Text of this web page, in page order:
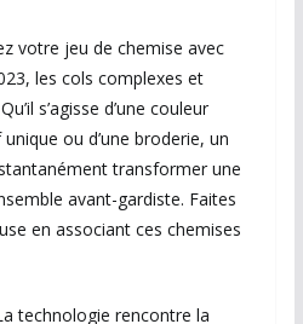
votre jeu de chemise avec
les cols complexes et
s’agisse d’une couleur
ou d’une broderie, un
transformer une
avant-gardiste. Faites
en associant ces chemises
technologie rencontre la